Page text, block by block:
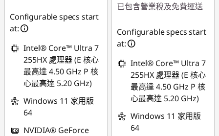
NT$32,246
Configurable specs start
at:
Intel® Core™ Ultra 7
255HX 處理器 (E 核心
最高達 4.50 GHz P 核
心最高達 5.20 GHz)
Windows 11 家用版
64
NVIDIA® GeForce
已包含營業稅及免費運送
NT$31,890
Configurable specs start
at:
Intel® Core™ Ultra 7
255HX 處理器 (E 核心
最高達 4.50 GHz P 核
心最高達 5.20 GHz)
Windows 11 家用版
64